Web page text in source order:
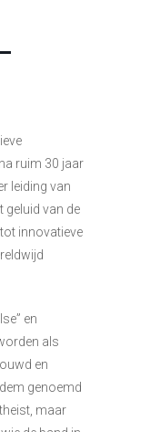
ruim 30 jaar
leiding van
geluid van de
innovatieve
en
als
en
genoemd
maar